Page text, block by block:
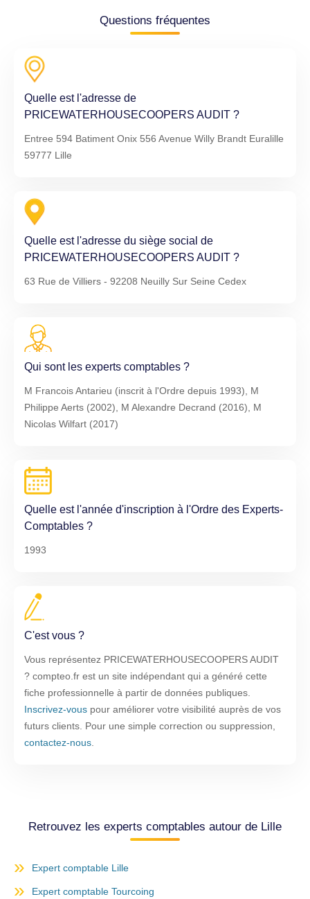
Questions fréquentes
Quelle est l'adresse de
PRICEWATERHOUSECOOPERS AUDIT ?
Entree 594 Batiment Onix 556 Avenue Willy Brandt Euralille
59777 Lille
Quelle est l'adresse du siège social de
PRICEWATERHOUSECOOPERS AUDIT ?
63 Rue de Villiers - 92208 Neuilly Sur Seine Cedex
Qui sont les experts comptables ?
M Francois Antarieu (inscrit à l'Ordre depuis 1993), M
Philippe Aerts (2002), M Alexandre Decrand (2016), M
Nicolas Wilfart (2017)
Quelle est l'année d'inscription à l'Ordre des Experts-
Comptables ?
1993
C'est vous ?
Vous représentez PRICEWATERHOUSECOOPERS AUDIT
? compteo.fr est un site indépendant qui a généré cette
fiche professionnelle à partir de données publiques.
Inscrivez-vous pour améliorer votre visibilité auprès de vos
futurs clients. Pour une simple correction ou suppression,
contactez-nous
Retrouvez les experts comptables autour de Lille
Expert comptable Lille
Expert comptable Tourcoing